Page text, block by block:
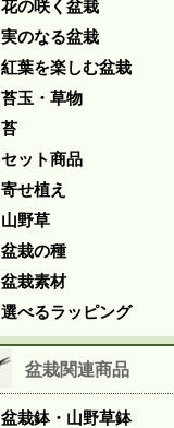
花の咲く盆栽
実のなる盆栽
紅葉を楽しむ盆栽
苔玉・草物
苔
セット商品
寄せ植え
山野草
盆栽の種
盆栽素材
選べるラッピング
盆栽関連商品
盆栽鉢・山野草鉢